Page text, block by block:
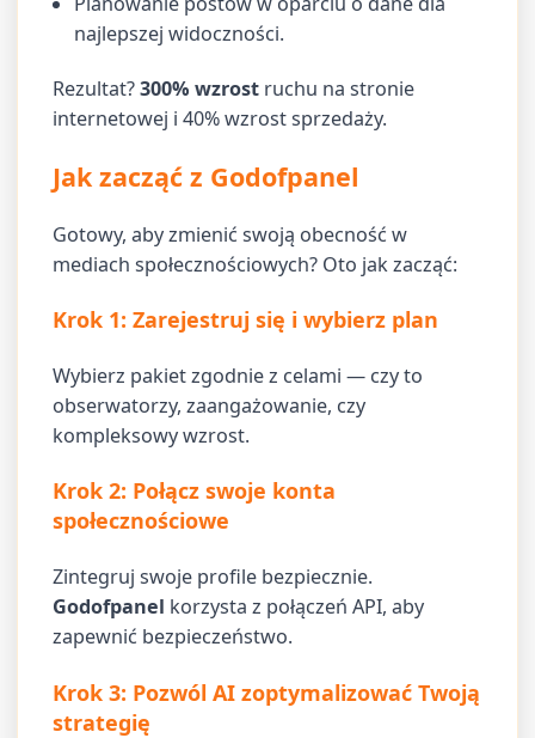
najlepszej widoczności.
Rezultat?300% wzrost ruchu na stronie
internetowej i 40% wzrost sprzedaży.
Jak zacząć z Godofpanel
Gotowy, aby zmienić swoją obecność w
mediach społecznościowych? Oto jak zacząć:
Krok 1: Zarejestruj się i wybierz plan
Wybierz pakiet zgodnie z celami — czy to
obserwatorzy, zaangażowanie, czy
kompleksowy wzrost.
Krok 2: Połącz swoje konta
społecznościowe
Zintegruj swoje profile bezpiecznie.
Godofpanel korzysta z połączeń API, aby
zapewnić bezpieczeństwo.
Krok 3: Pozwól AI zoptymalizować Twoją
strategię